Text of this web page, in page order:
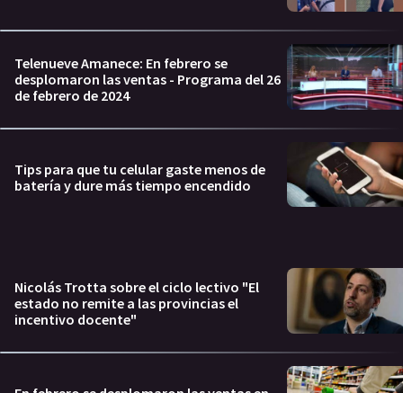
Telenueve Amanece: En febrero se
desplomaron las ventas - Programa del 26
de febrero de 2024
Tips para que tu celular gaste menos de
batería y dure más tiempo encendido
Nicolás Trotta sobre el ciclo lectivo "El
estado no remite a las provincias el
incentivo docente"